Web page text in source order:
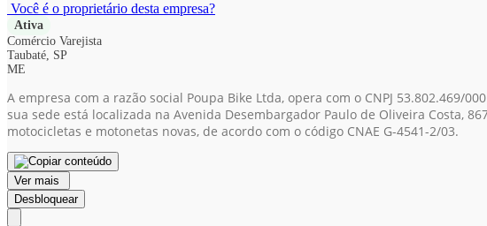
Você é o proprietário desta empresa?
Ativa
Comércio Varejista
Taubaté, SP
ME
A empresa com a razão social Poupa Bike Ltda, opera com o CNPJ 53.802.469/
sua sede está localizada na Avenida Desembargador Paulo de Oliveira Costa,
motocicletas e motonetas novas, de acordo com o código CNAE G-4541-2/03.
Ver mais
Desbloquear